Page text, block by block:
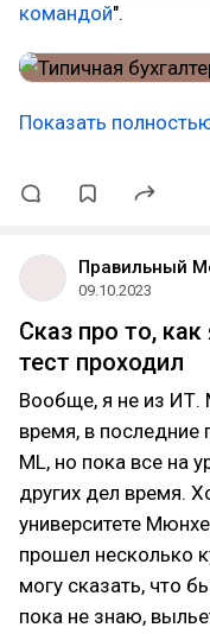
командой".
Показать
Правильный
09.10.2023
Сказ про то,
тест проходил
Вообще, я не из ИТ.
время, в последние
ML, но пока все на
других дел время.
университете
прошел несколько
могу сказать, что
пока не знаю,